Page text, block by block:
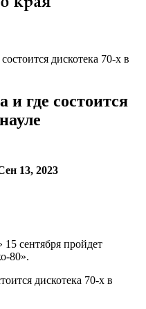
дискотека 70-х в
и где состоится
13, 2023
сентября пройдет
80».